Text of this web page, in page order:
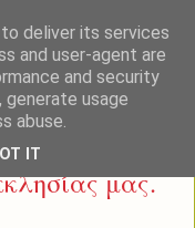
μας.
deliver its services
and user-agent are
and security
usage
abuse.
IT